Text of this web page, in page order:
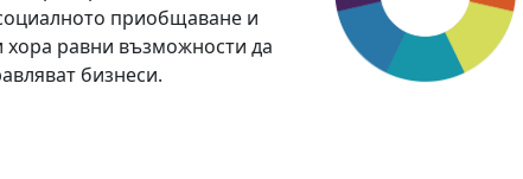
приобщаване и
хора равни възможности да
бизнеси.